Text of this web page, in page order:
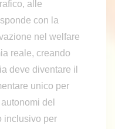
alle
con la
nel welfare
reale, creando
deve diventare il
unico per
del
inclusivo per